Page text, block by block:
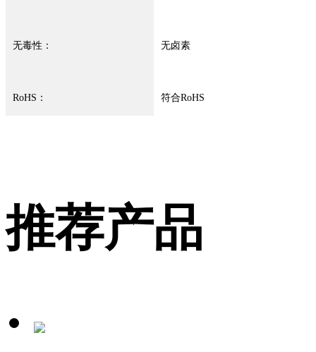
无毒性： 无卤素
RoHS： 符合RoHS
推荐产品